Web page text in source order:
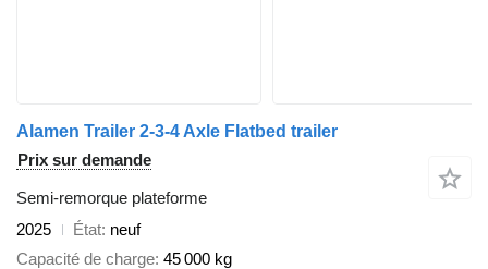
Alamen Trailer 2-3-4 Axle Flatbed trailer
Prix sur demande
Semi-remorque plateforme
2025
État neuf
Capacité de charge 45 000 kg